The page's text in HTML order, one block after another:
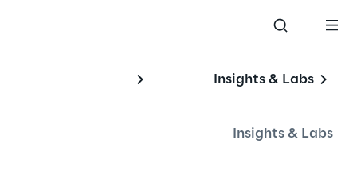
Insights & Labs
Insights & Labs